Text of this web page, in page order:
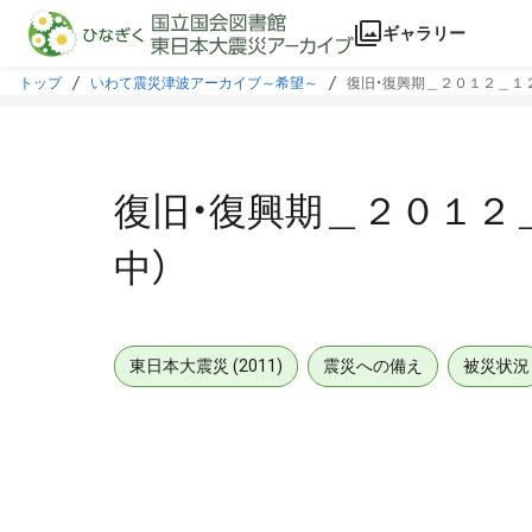
本文に飛ぶ
ギャラリー
トップ いわて震災津波アーカイブ～希望～ 復旧・復興期＿２０１２＿１
復旧・復興期＿２０１
中）
東日本大震災 (2011) 震災への備え 被災状況